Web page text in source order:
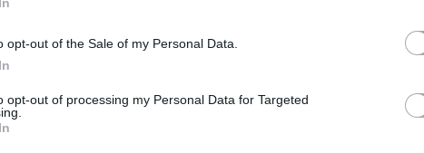
opt-out of the Sale of my Personal Data.
opt-out of processing my Personal Data for Targeted
a fer línies aleatòries, pensant en què en
El color verd corria barrejat amb aigua i la
tubets s'anava barrejant creant nous
meu primer xicot, que era i és artista, i també en
d'on sortia amb les mans embarronades de
pensant què n'hauria estat de mi, si hagués